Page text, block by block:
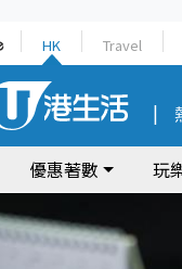
HK Travel
優惠著數 玩